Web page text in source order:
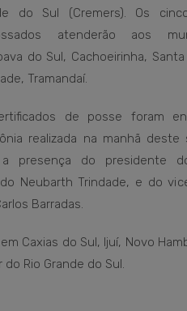
do Sul (Cremers). Os
atenderão aos
do Sul, Cachoeirinha,
Tramandaí.
de posse foram
realizada na manhã deste
presença do presidente
Neubarth Trindade, e do
Barradas.
Caxias do Sul, Ijuí, Novo
Rio Grande do Sul.